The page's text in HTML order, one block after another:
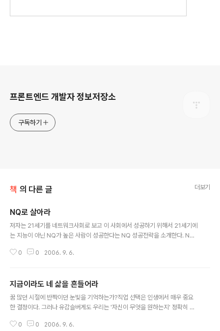
프론트엔드 개발자 정보저장소
구독하기
책 의 다른 글 더보기
NQ로 살아라
저자는 21세기를 네트워크사회로 보고 이 사회에서 성공하기 위해서 21세기에
는 지능이 아닌 NQ가 높은 사람이 성공한다는 NQ 성공전략을 소개한다. NQ
력을 말한다. 이 책은 NQ의 원조 예수, 자신을 낮춰 결국 세계를 정복한 유비,
0 0 2006. 9. 6.
지금이라도 네 삶을 흔들어라
꿈 많던 시절에 반짝이던 눈빛을 기억하는가?직업 선택은 인생에서 매우 중요
한 결정이다. 그러나 유감슬버게도 우리는 '자신이 무엇을 원하는지' 정확히 알
임을 확신할 수 있다면, 그는 행복한 사람이다.이 책은 생기 없는 일상을 보내고
0 0 2006. 9. 6.